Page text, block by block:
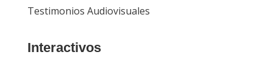
Testimonios Audiovisuales
Interactivos